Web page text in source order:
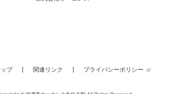
プ 関連リンク プライバシーポリシー